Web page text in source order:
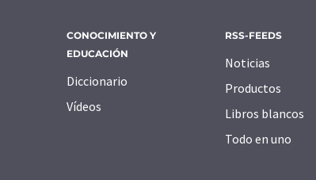
CONOCIMIENTO Y
EDUCACIÓN
Diccionario
Vídeos
RSS-FEEDS
Noticias
Productos
Libros blancos
Todo en uno